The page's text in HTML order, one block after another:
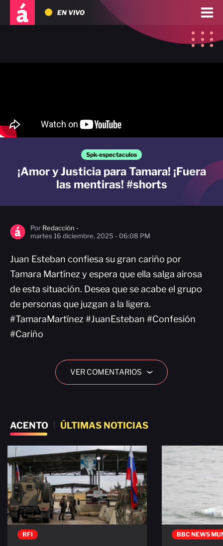
EN VIVO
Spk-espectaculos
¡Amor y Justicia para Tamara! ¡Fuera
las mentiras! #shorts
Por Redacción -
martes 16 diciembre, 2025 - 06:08 PM
Juan Esteban confiesa su gran cariño por
Tamara Martínez y espera que ella salga airosa
de esta situación. Desea que se acabe el grupo
de personas que juzgan a la ligera.
#TamaraMartínez #JuanEsteban #Confesión
#Cariño
VER COMENTARIOS ›
ACENTO ÚLTIMAS NOTICIAS
RFI BBC NEWS